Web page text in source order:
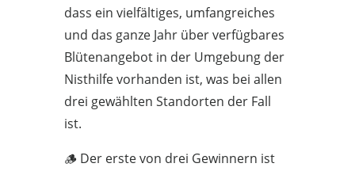
dass ein vielfältiges, umfangreiches
und das ganze Jahr über verfügbares
Blütenangebot in der Umgebung der
Nisthilfe vorhanden ist, was bei allen
drei gewählten Standorten der Fall
ist.
🪵 Der erste von drei Gewinnern ist